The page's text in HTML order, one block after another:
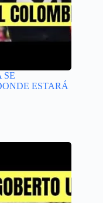
SE
ESTARÁ